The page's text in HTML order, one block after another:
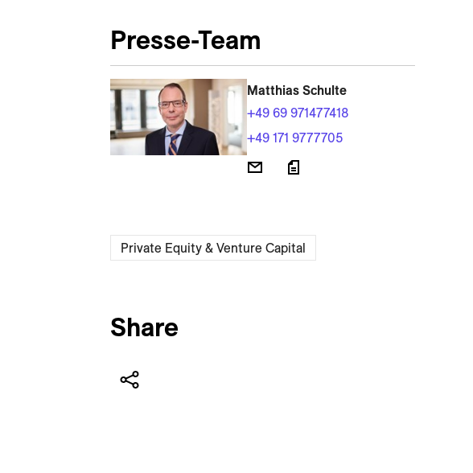
Presse-Team
Matthias Schulte
+49 69 971477418
+49 171 9777705
Private Equity & Venture Capital
Share